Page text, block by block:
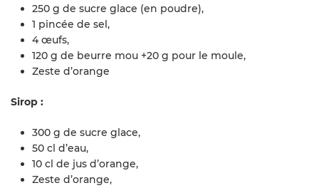
250 g de sucre glace (en poudre),
1 pincée de sel,
4 œufs,
120 g de beurre mou +20 g pour le moule,
Zeste d’orange
Sirop :
300 g de sucre glace,
50 cl d’eau,
10 cl de jus d’orange,
Zeste d’orange,